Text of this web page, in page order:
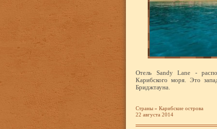
Отель Sandy Lane -
Карибского моря. Это
Бриджтауна.
Страны » Карибские острова
22 августа 2014